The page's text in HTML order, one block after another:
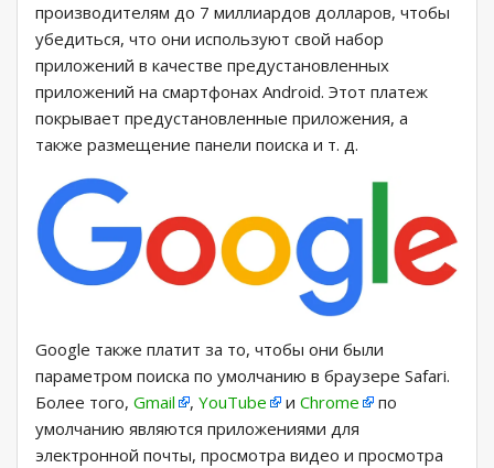
производителям до 7 миллиардов долларов, чтобы
убедиться, что они используют свой набор
приложений в качестве предустановленных
приложений на смартфонах Android. Этот платеж
покрывает предустановленные приложения, а
также размещение панели поиска и т. д.
Google также платит за то, чтобы они были
параметром поиска по умолчанию в браузере Safari.
Более того, Gmail , YouTube и Chrome
по
умолчанию являются приложениями для
электронной почты, просмотра видео и просмотра